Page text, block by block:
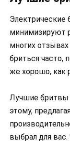
минимизируют
многих отзывах
бриться часто,
же хорошо, как
Лучшие бритвы
этому,
выбрал для